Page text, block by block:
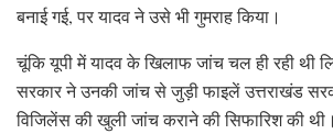
बनाई गई, पर यादव ने उसे भी गुमराह किया।
चूंकि यूपी में यादव के खिलाफ जांच चल ही रही थी
सरकार ने उनकी जांच से जुड़ी फाइलें उत्तराखंड
विजिलेंस की खुली जांच कराने की सिफारिश की